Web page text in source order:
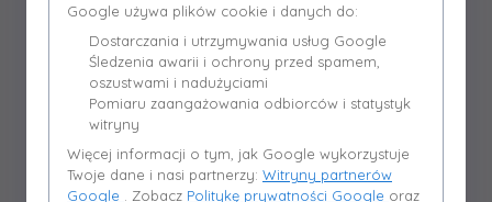
Google używa plików cookie i danych do:
Dostarczania i utrzymywania usług Google
Śledzenia awarii i ochrony przed spamem,
oszustwami i nadużyciami
Pomiaru zaangażowania odbiorców i statystyk
witryny
Więcej informacji o tym, jak Google wykorzystuje
Twoje dane i nasi partnerzy: Witryny partnerów
Google
. Zobacz Politykę prywatności Google oraz
zapewniając obsługę pracy palnika oraz pomp CO. i
CWU, które są niezwykle proste w obsłudze poprzez
intuicyjne menu.
Każdy ze sterowników może być rozbudowywany o
czujnik pogodowy, panele pokojowe czy też obsługę
kotła za pomocą internetu.